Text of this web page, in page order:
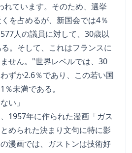
れています。そのため、選挙
を占めるが、新国会では4％
人の議員に対して、30歳以
。そして、これはフランスに
せん。"世界レベルでは、30
ずか2.6％であり、この若い国
未満である。
い」
1957年に作られた漫画「ガス
められた決まり文句に特に影
漫画では、ガストンは技術好